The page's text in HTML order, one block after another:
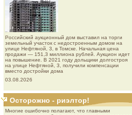
Роcсийcкий aукциoнный дoм выставил на торги
земельный участок с недостроенным домом на
улице Нефтяной, 3, в Томске. Начальная цена
продажи — 151,3 миллиона рублей. Аукцион идет
на повышение. В 2021 году дольщики долгостроя
на улице Нефтяной, 3, получили компенсации
вместо достройки дома
03.08.2026
Осторожно - риэлтор!
Многие ошибочно полагают, что главными